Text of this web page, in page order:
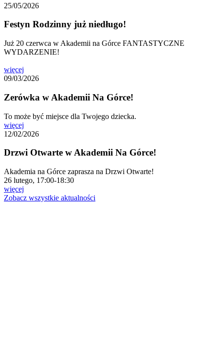
25/05/2026
Festyn Rodzinny już niedługo!
Już 20 czerwca w Akademii na Górce FANTASTYCZNE
WYDARZENIE!
więcej
09/03/2026
Zerówka w Akademii Na Górce!
To może być miejsce dla Twojego dziecka.
więcej
12/02/2026
Drzwi Otwarte w Akademii Na Górce!
Akademia na Górce zaprasza na Drzwi Otwarte!
26 lutego, 17:00-18:30
więcej
Zobacz wszystkie aktualności